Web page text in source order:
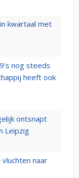
kwartaal met
nog steeds
heeft ook
ontsnapt
Leipzig
naar